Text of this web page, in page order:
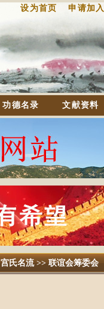
设为首页 申请加入
功德名录 文献资料
宫氏名流 >> 联谊会筹委会